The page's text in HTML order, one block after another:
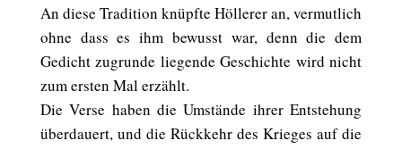
An diese Tradition knüpfte Höllerer an, vermutlich
ohne dass es ihm bewusst war, denn die dem
Gedicht zugrunde liegende Geschichte wird nicht
zum ersten Mal erzählt.
Die Verse haben die Umstände ihrer Entstehung
überdauert, und die Rückkehr des Krieges auf die